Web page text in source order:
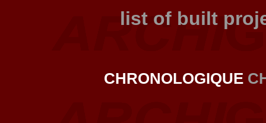
list of built
CHRONOLOGIQUE